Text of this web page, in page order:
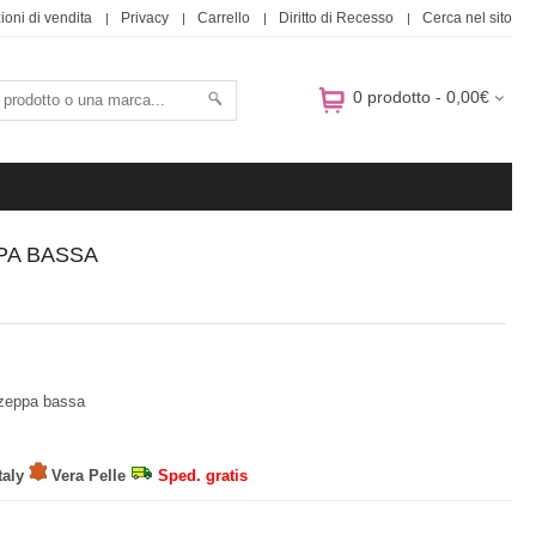
di vendita Privacy Carrello Diritto di Recesso Cerca nel sito
0 prodotto - 0,00€
BASSA
bassa
Vera Pelle Sped. gratis